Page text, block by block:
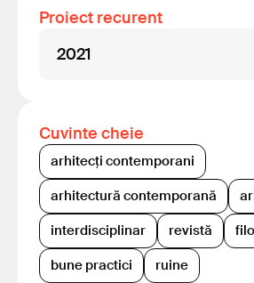
Proiect recurent
Cuvinte cheie
arhitecți contemporani
arhitectură contemporană
interdisciplinar
revistă
bune practici
ruine